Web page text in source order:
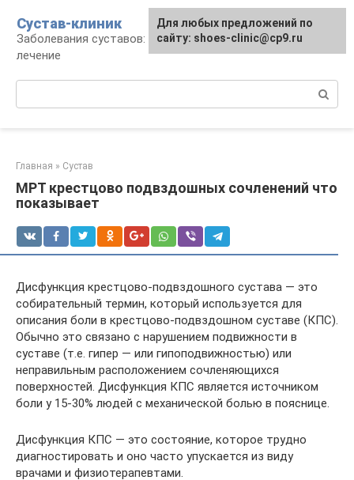
контенту
Сустав-клиник
Заболевания суставов: профилактика и
лечение
Главная » Сустав
МРТ крестцово подвздошных сочленений что
показывает
Дисфункция крестцово-подвздошного сустава — это
собирательный термин, который используется для
описания боли в крестцово-подвздошном суставе (КПС).
Обычно это связано с нарушением подвижности в
суставе (т.е. гипер — или гипоподвижностью) или
неправильным расположением сочленяющихся
поверхностей. Дисфункция КПС является источником
боли у 15-30% людей с механической болью в пояснице.
Дисфункция КПС — это состояние, которое трудно
диагностировать и оно часто упускается из виду
врачами и физиотерапевтами.
Для любых предложений по
сайту: shoes-clinic@cp9.ru